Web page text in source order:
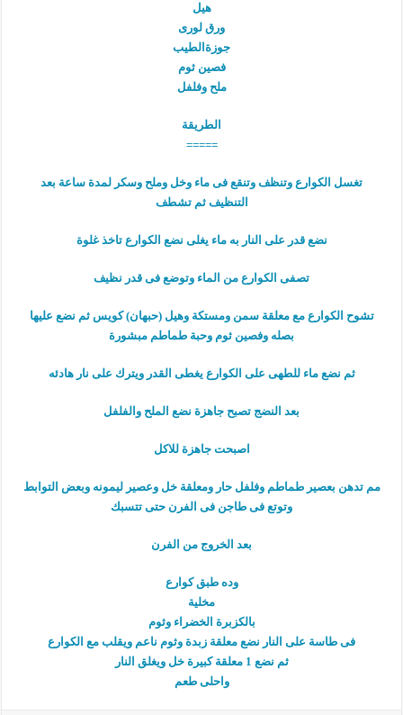
هيل
ورق لورى
جوزةالطيب
فصين ثوم
ملح وفلفل
الطريقة
=====
تغسل الكوارع وتنظف وتنقع فى ماء وخل وملح وسكر لمدة ساعة بعد
التنظيف ثم تشطف
نضع قدر على النار به ماء يغلى نضع الكوارع تاخذ غلوة
تصفى الكوارع من الماء وتوضع فى قدر نظيف
تشوح الكوارع مع معلقة سمن ومستكة وهيل (حبهان) كويس ثم نضع عليها
بصله وفصين ثوم وحبة طماطم مبشورة
ثم نضع ماء للطهى على الكوارع يغطى القدر ويترك على نار هادئه
بعد النضج تصبح جاهزة نضع الملح والفلفل
اصبحت جاهزة للاكل
مم تدهن بعصير طماطم وفلفل حار ومعلقة خل وعصير ليمونه وبعض التوابط
وتوتع فى طاجن فى الفرن حتى تتسبك
بعد الخروج من الفرن
وده طبق كوارع
مخلية
بالكزبرة الخضراء وثوم
فى طاسة على النار نضع معلقة زبدة وثوم ناعم ويقلب مع الكوارع
ثم نضع 1 معلقة كبيرة خل ويغلق النار
واحلى طعم